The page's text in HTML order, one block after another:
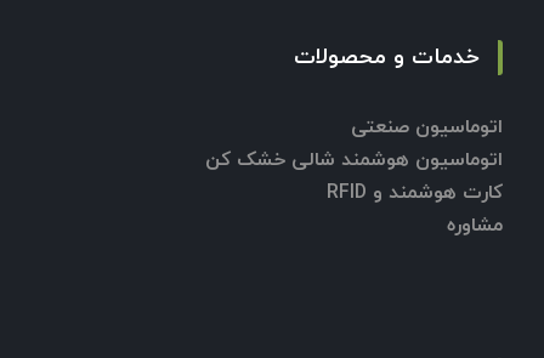
خدمات و محصولات
اتوماسیون صنعتی
اتوماسیون هوشمند شالی خشک کن
کارت هوشمند و RFID
مشاوره